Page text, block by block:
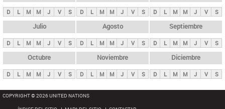
i
p
a
l
s
D L M M J V S D L M M J V S D L M M J V S
Julio
D L M M J V S
Agosto
D L M M J V S
Septiembre
D L M M J V S
Octubre
D L M M J V S
Noviembre
D L M M J V S
Diciembre
D L M M J V S
COPYRIGHT © 2026 UNITED NATIONS